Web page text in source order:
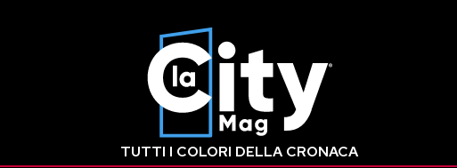
TUTTI I COLORI DELLA CRONACA